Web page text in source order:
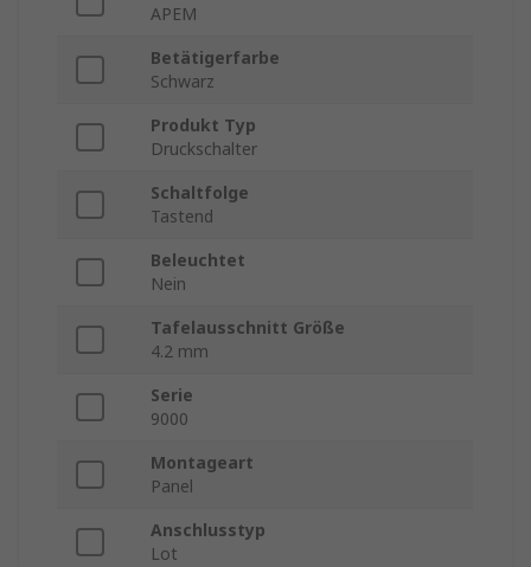
APEM
Betätigerfarbe
Schwarz
Produkt Typ
Druckschalter
Schaltfolge
Tastend
Beleuchtet
Nein
Tafelausschnitt Größe
4.2 mm
Serie
9000
Montageart
Panel
Anschlusstyp
Lot